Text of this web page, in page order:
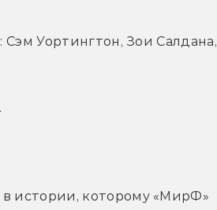
Уортингтон, Зои Салдана,
истории, которому «МирФ»